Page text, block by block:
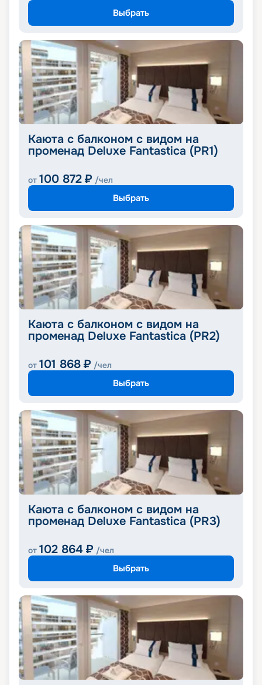
Выбрать
Каюта с балконом с видом на
променад Deluxe Fantastica (PR1)
от 100 872 ₽ /чел
Выбрать
Каюта с балконом с видом на
променад Deluxe Fantastica (PR2)
от 101 868 ₽ /чел
Выбрать
Каюта с балконом с видом на
променад Deluxe Fantastica (PR3)
от 102 864 ₽ /чел
Выбрать